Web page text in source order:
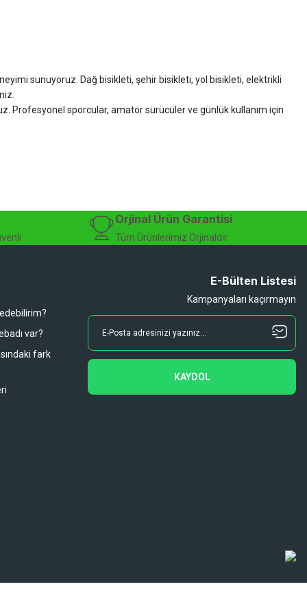
sunuyoruz. Dağ bisikleti, şehir bisikleti, yol bisikleti, elektrikli
Profesyonel sporcular, amatör sürücüler ve günlük kullanım için
Orjinal Ürün Garantisi
Tüm Ürünlerimiz Orjinaldir
var?
fark
E-Bülten Listesi
Kampanyaları kaçırmayın
KAYDOL